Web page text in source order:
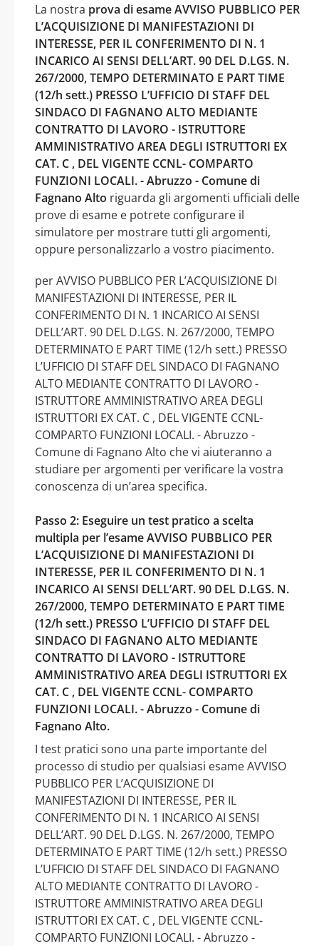
La nostra prova di esame AVVISO PUBBLICO PER
L’ACQUISIZIONE DI MANIFESTAZIONI DI
INTERESSE, PER IL CONFERIMENTO DI N. 1
INCARICO AI SENSI DELL’ART. 90 DEL D.LGS. N.
267/2000, TEMPO DETERMINATO E PART TIME
(12/h sett.) PRESSO L’UFFICIO DI STAFF DEL
SINDACO DI FAGNANO ALTO MEDIANTE
CONTRATTO DI LAVORO - ISTRUTTORE
AMMINISTRATIVO AREA DEGLI ISTRUTTORI EX
CAT. C , DEL VIGENTE CCNL- COMPARTO
FUNZIONI LOCALI. - Abruzzo - Comune di
Fagnano Alto riguarda gli argomenti ufficiali delle
prove di esame e potrete configurare il
simulatore per mostrare tutti gli argomenti,
oppure personalizzarlo a vostro piacimento.
per AVVISO PUBBLICO PER L’ACQUISIZIONE DI
MANIFESTAZIONI DI INTERESSE, PER IL
CONFERIMENTO DI N. 1 INCARICO AI SENSI
DELL’ART. 90 DEL D.LGS. N. 267/2000, TEMPO
DETERMINATO E PART TIME (12/h sett.) PRESSO
L’UFFICIO DI STAFF DEL SINDACO DI FAGNANO
ALTO MEDIANTE CONTRATTO DI LAVORO -
ISTRUTTORE AMMINISTRATIVO AREA DEGLI
ISTRUTTORI EX CAT. C , DEL VIGENTE CCNL-
COMPARTO FUNZIONI LOCALI. - Abruzzo -
Comune di Fagnano Alto che vi aiuteranno a
studiare per argomenti per verificare la vostra
conoscenza di un’area specifica.
Passo 2: Eseguire un test pratico a scelta
multipla per l’esame AVVISO PUBBLICO PER
L’ACQUISIZIONE DI MANIFESTAZIONI DI
INTERESSE, PER IL CONFERIMENTO DI N. 1
INCARICO AI SENSI DELL’ART. 90 DEL D.LGS. N.
267/2000, TEMPO DETERMINATO E PART TIME
(12/h sett.) PRESSO L’UFFICIO DI STAFF DEL
SINDACO DI FAGNANO ALTO MEDIANTE
CONTRATTO DI LAVORO - ISTRUTTORE
AMMINISTRATIVO AREA DEGLI ISTRUTTORI EX
CAT. C , DEL VIGENTE CCNL- COMPARTO
FUNZIONI LOCALI. - Abruzzo - Comune di
Fagnano Alto.
I test pratici sono una parte importante del
processo di studio per qualsiasi esame AVVISO
PUBBLICO PER L’ACQUISIZIONE DI
MANIFESTAZIONI DI INTERESSE, PER IL
CONFERIMENTO DI N. 1 INCARICO AI SENSI
DELL’ART. 90 DEL D.LGS. N. 267/2000, TEMPO
DETERMINATO E PART TIME (12/h sett.) PRESSO
L’UFFICIO DI STAFF DEL SINDACO DI FAGNANO
ALTO MEDIANTE CONTRATTO DI LAVORO -
ISTRUTTORE AMMINISTRATIVO AREA DEGLI
ISTRUTTORI EX CAT. C , DEL VIGENTE CCNL-
COMPARTO FUNZIONI LOCALI. - Abruzzo -